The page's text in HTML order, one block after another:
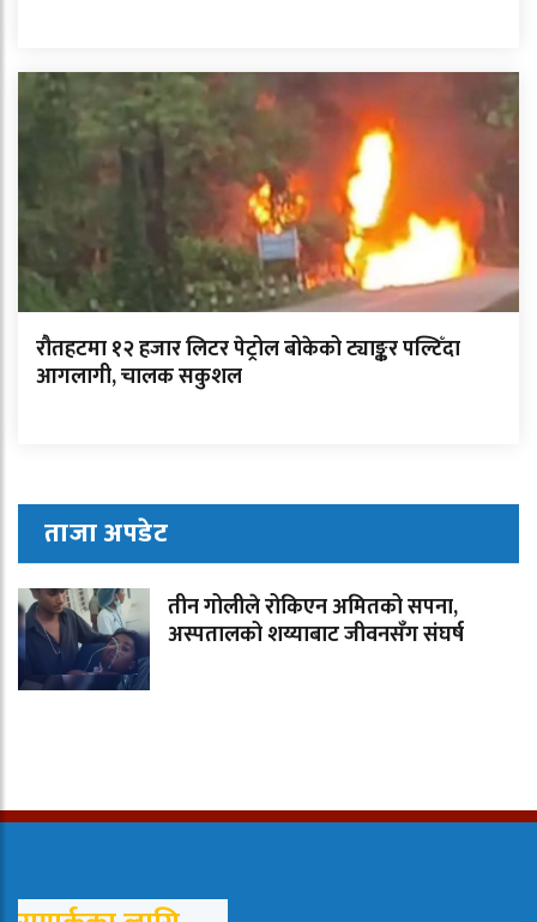
रौतहटमा १२ हजार लिटर पेट्रोल बोकेको ट्याङ्कर पल्टिँदा
आगलागी, चालक सकुशल
ताजा अपडेट
तीन गोलीले रोकिएन अमितको सपना,
अस्पतालको शय्याबाट जीवनसँग संघर्ष